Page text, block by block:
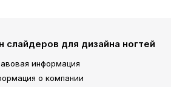
слайдеров для дизайна ногтей
информация
о компании